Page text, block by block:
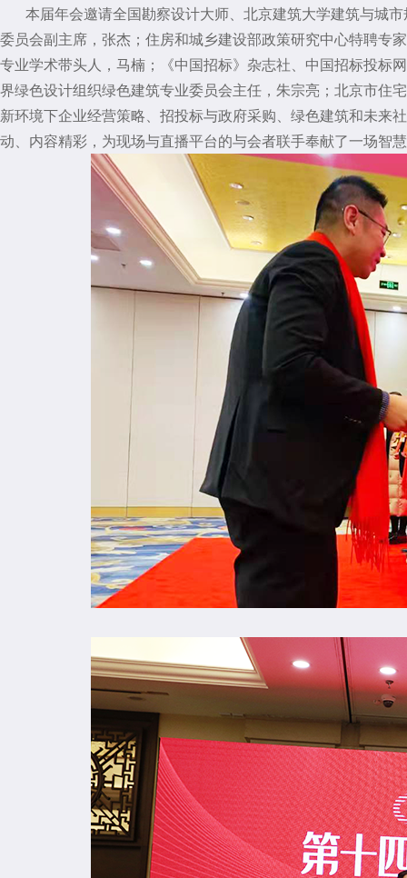
本届年会邀请全国勘察设计大师、北京建筑大学建筑与城
委员会副主席，张杰；住房和城乡建设部政策研究中心特聘专
专业学术带头人，马楠；《中国招标》杂志社、中国招标投标
界绿色设计组织绿色建筑专业委员会主任，朱宗亮；北京市住
新环境下企业经营策略、招投标与政府采购、绿色建筑和未来
动、内容精彩，为现场与直播平台的与会者联手奉献了一场智